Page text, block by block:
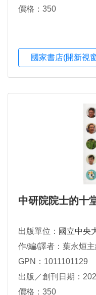
價格：350
國家書店(開新視
中研院院士的十
出版單位： 國立中央
作/編/譯者：葉永烜主
GPN：1011101129
出版／創刊日期：
價格：350